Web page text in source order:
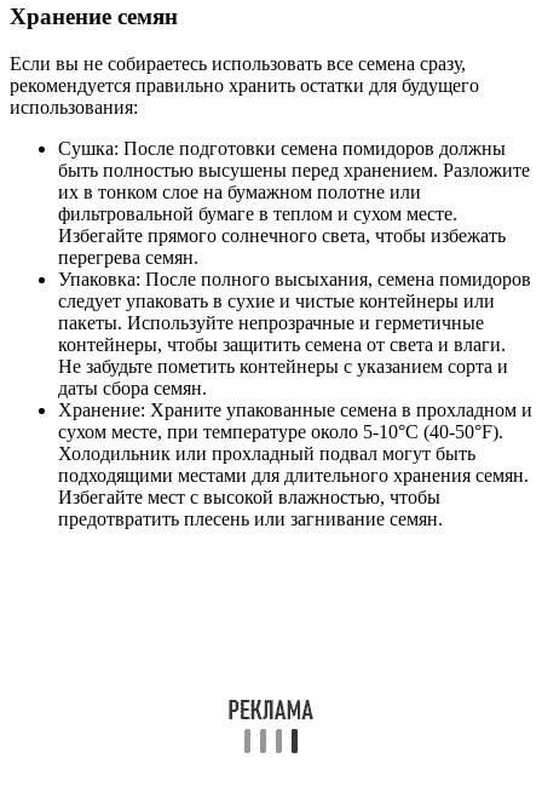
Хранение семян
Если вы не собираетесь использовать все семена сразу,
рекомендуется правильно хранить остатки для будущего
использования:
Сушка: После подготовки семена помидоров должны
быть полностью высушены перед хранением. Разложите
их в тонком слое на бумажном полотне или
фильтровальной бумаге в теплом и сухом месте.
Избегайте прямого солнечного света, чтобы избежать
перегрева семян.
Упаковка: После полного высыхания, семена помидоров
следует упаковать в сухие и чистые контейнеры или
пакеты. Используйте непрозрачные и герметичные
контейнеры, чтобы защитить семена от света и влаги.
Не забудьте пометить контейнеры с указанием сорта и
даты сбора семян.
Хранение: Храните упакованные семена в прохладном и
сухом месте, при температуре около 5-10°С (40-50°F).
Холодильник или прохладный подвал могут быть
подходящими местами для длительного хранения семян.
Избегайте мест с высокой влажностью, чтобы
предотвратить плесень или загнивание семян.